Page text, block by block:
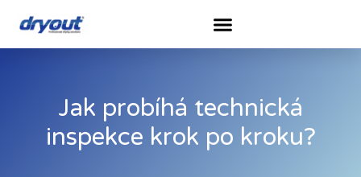
Jak probíhá technická
inspekce krok po kroku?